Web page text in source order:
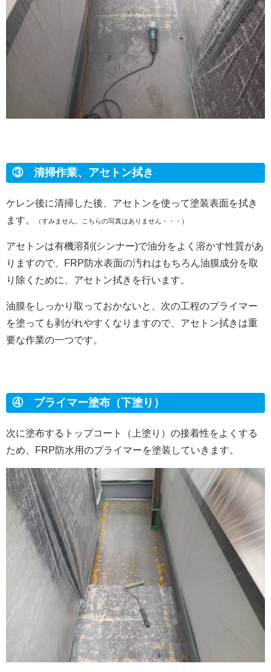
③ 清掃作業、アセトン拭き
ケレン後に清掃した後、アセトンを使って塗装表面を拭き
ます。
（すみません。こちらの写真はありません・・・）
アセトンは有機溶剤(シンナー)で油分をよく溶かす性質があ
りますので、
FRP防水表面の汚れはもちろん油膜成分を取
り除くために、アセトン拭きを行います。
油膜をしっかり取っておかないと、次の工程のプライマー
を塗っても剥がれやすくなりますので、アセトン拭きは重
要な作業の一つです。
④ プライマー塗布（下塗り）
次に塗布するトップコート（上塗り）の接着性をよくする
ため、FRP防水用のプライマーを塗装していきます。